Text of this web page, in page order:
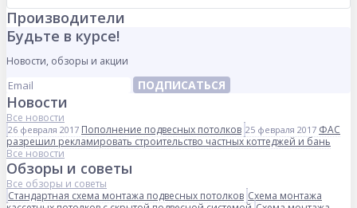
Производители
Будьте в курсе!
Новости, обзоры и акции
ПОДПИСАТЬСЯ
Новости
Все новости
26 февраля 2017 Пополнение подвесных потолков 25 февраля 2017 ФАС
разрешил рекламировать строительство частных коттеджей и бань
Все новости
Обзоры и советы
Все обзоры и советы
Стандартная схема монтажа подвесных потолков Схема монтажа